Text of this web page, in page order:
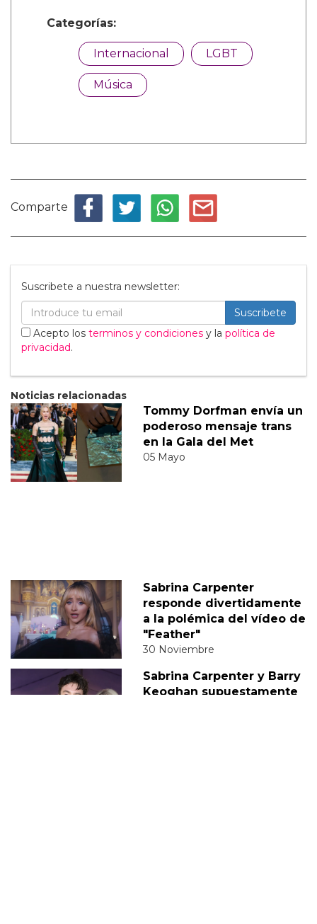
Categorías:
Internacional LGBT
Música
Comparte
Suscribete a nuestra newsletter:
Suscribete
Acepto los terminos y condiciones y la política de
privacidad.
Noticias relacionadas
Tommy Dorfman envía un
poderoso mensaje trans
en la Gala del Met
05 Mayo
Sabrina Carpenter
responde divertidamente
a la polémica del vídeo de
"Feather"
30 Noviembre
Sabrina Carpenter y Barry
Keoghan supuestamente